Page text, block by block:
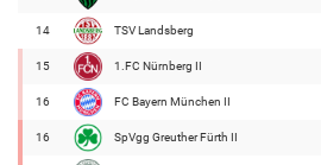
14 TSV Landsberg
15 1.FC Nürnberg II
16 FC Bayern München II
16 SpVgg Greuther Fürth II